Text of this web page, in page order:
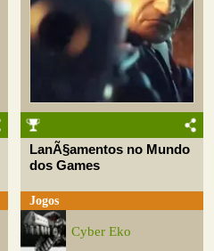
LanÃ§amentos no Mundo
dos Games
Jogos
Cyber Eko